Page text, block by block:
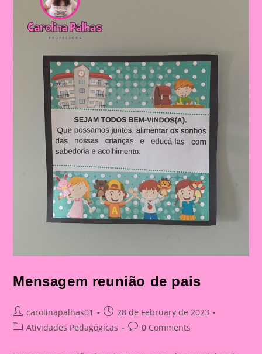
Mensagem reunião de pais
Post
author:
carolinapalhas01
Post
published:
28 de February de 2023
PostAtividades Pedagógicas
Post0 Comments